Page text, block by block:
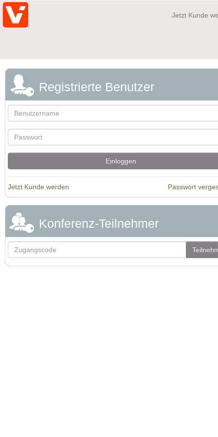
Jetzt Kunde
Registrierte Benutzer
Jetzt Kunde werden Passwort
Konferenz-Teilnehmer